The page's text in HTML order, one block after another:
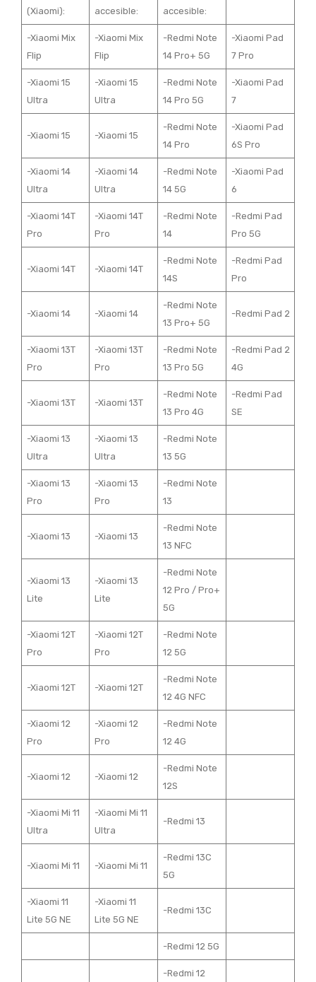
(Xiaomi):
accesible:
accesible:
-Xiaomi Mix
Flip
-Xiaomi Mix
Flip
-Redmi Note
14 Pro+ 5G
-Xiaomi Pad
7 Pro
-Xiaomi 15
Ultra
-Xiaomi 15
Ultra
-Redmi Note
14 Pro 5G
-Xiaomi Pad
7
-Xiaomi 15 -Xiaomi 15
-Redmi Note
14 Pro
-Xiaomi Pad
6S Pro
-Xiaomi 14
Ultra
-Xiaomi 14
Ultra
-Redmi Note
14 5G
-Xiaomi Pad
6
-Xiaomi 14T
Pro
-Xiaomi 14T
Pro
-Redmi Note
14
-Redmi Pad
Pro 5G
-Xiaomi 14T -Xiaomi 14T
-Redmi Note
14S
-Redmi Pad
Pro
-Xiaomi 14 -Xiaomi 14
-Redmi Note
13 Pro+ 5G
-Redmi Pad 2
-Xiaomi 13T
Pro
-Xiaomi 13T
Pro
-Redmi Note
13 Pro 5G
-Redmi Pad 2
4G
-Xiaomi 13T -Xiaomi 13T
-Redmi Note
13 Pro 4G
-Redmi Pad
SE
-Xiaomi 13
Ultra
-Xiaomi 13
Ultra
-Redmi Note
13 5G
-Xiaomi 13
Pro
-Xiaomi 13
Pro
-Redmi Note
13
-Xiaomi 13 -Xiaomi 13
-Redmi Note
13 NFC
-Xiaomi 13
Lite
-Xiaomi 13
Lite
-Redmi Note
12 Pro / Pro+
5G
-Xiaomi 12T
Pro
-Xiaomi 12T
Pro
-Redmi Note
12 5G
-Xiaomi 12T -Xiaomi 12T
-Redmi Note
12 4G NFC
-Xiaomi 12
Pro
-Xiaomi 12
Pro
-Redmi Note
12 4G
-Xiaomi 12 -Xiaomi 12
-Redmi Note
12S
-Xiaomi Mi 11
Ultra
-Xiaomi Mi 11
Ultra
-Redmi 13
-Xiaomi Mi 11 -Xiaomi Mi 11
-Redmi 13C
5G
-Xiaomi 11
Lite 5G NE
-Xiaomi 11
Lite 5G NE
-Redmi 13C
-Redmi 12 5G
-Redmi 12